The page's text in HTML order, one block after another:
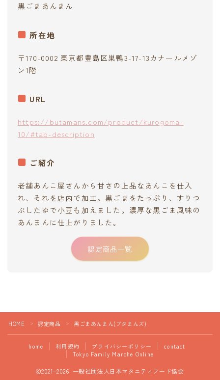
黒ごまあんまん
所在地
〒170-0002 東京都豊島区巣鴨3-17-13カナールメゾ
ン1階
URL
https://butamans.com/product/kurogoma-
10/#tab-description
ご紹介
老舗あんこ屋さんから甘さの上品なあんこを仕入
れ、それを店内で加工。黒ごまをたっぷり、すりつ
ぶしたゆで小豆も加えました。濃厚な黒ごま風味の
あんまんに仕上がりました。
認定商品一覧
HOME ＞ 認定商品 ＞ 黒ごまあんまん(ブタまんズ)
home 利用規約 プライバシーポリシー
contact
Tokyo Family Marche Online
2021–2026 一般社団法人日本マタニティフード協会